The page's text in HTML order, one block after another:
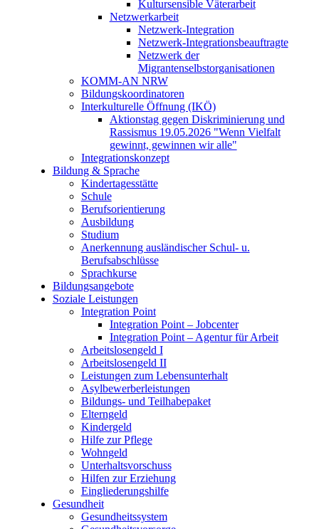
Kultursensible Väterarbeit
Netzwerkarbeit
Netzwerk-Integration
Netzwerk-Integrationsbeauftragte
Netzwerk der
Migrantenselbstorganisationen
KOMM-AN NRW
Bildungskoordinatoren
Interkulturelle Öffnung (IKÖ)
Aktionstag gegen Diskriminierung und
Rassismus 19.05.2026 "Wenn Vielfalt
gewinnt, gewinnen wir alle"
Integrationskonzept
Bildung & Sprache
Kindertagesstätte
Schule
Berufsorientierung
Ausbildung
Studium
Anerkennung ausländischer Schul- u.
Berufsabschlüsse
Sprachkurse
Bildungsangebote
Soziale Leistungen
Integration Point
Integration Point – Jobcenter
Integration Point – Agentur für Arbeit
Arbeitslosengeld I
Arbeitslosengeld II
Leistungen zum Lebensunterhalt
Asylbewerberleistungen
Bildungs- und Teilhabepaket
Elterngeld
Kindergeld
Hilfe zur Pflege
Wohngeld
Unterhaltsvorschuss
Hilfen zur Erziehung
Eingliederungshilfe
Gesundheit
Gesundheitssystem